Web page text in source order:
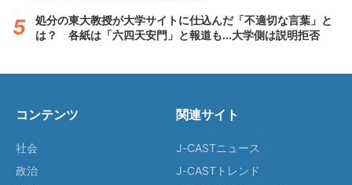
処分の東大教授が大学サイトに仕込んだ「不適切な言葉」と
は？ 各紙は「六四天安門」と報道も...大学側は説明拒否
コンテンツ
社会
政治
関連サイト
J-CASTニュース
J-CASTトレンド